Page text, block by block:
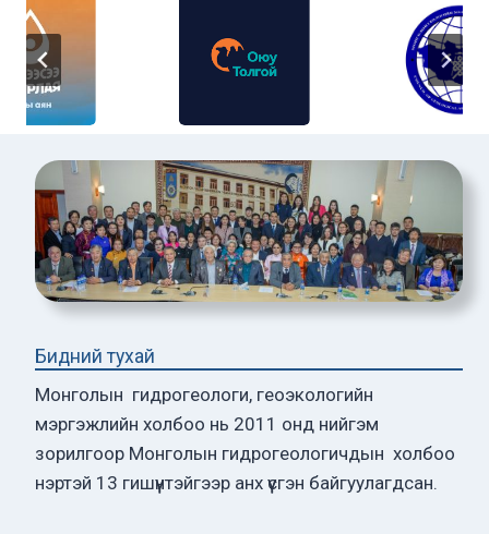
Бидний тухай
Монголын гидрогеологи, геоэкологийн
мэргэжлийн холбоо нь 2011 онд нийгэм
зорилгоор Монголын гидрогеологичдын холбоо
нэртэй 13 гишүүнтэйгээр анх үүсгэн байгуулагдсан.